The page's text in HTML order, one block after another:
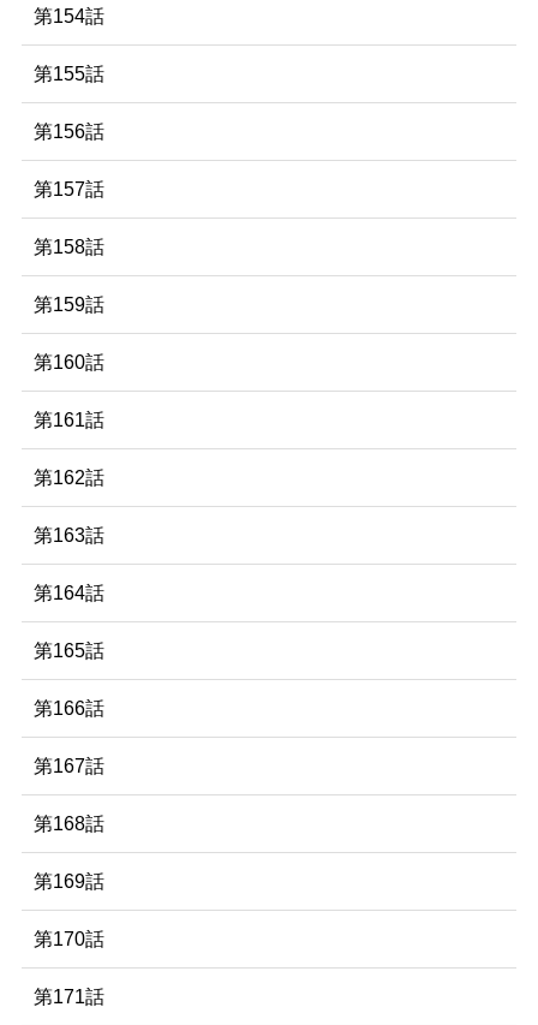
第154話
第155話
第156話
第157話
第158話
第159話
第160話
第161話
第162話
第163話
第164話
第165話
第166話
第167話
第168話
第169話
第170話
第171話